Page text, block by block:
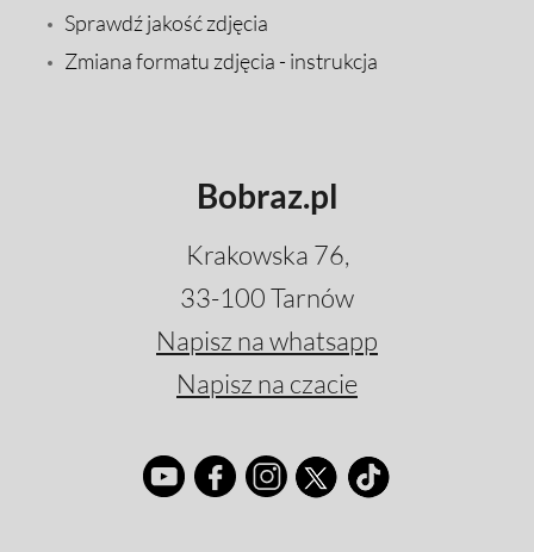
Sprawdź jakość zdjęcia
Zmiana formatu zdjęcia - instrukcja
Bobraz.pl
Krakowska 76,
33-100 Tarnów
Napisz na whatsapp
Napisz na czacie